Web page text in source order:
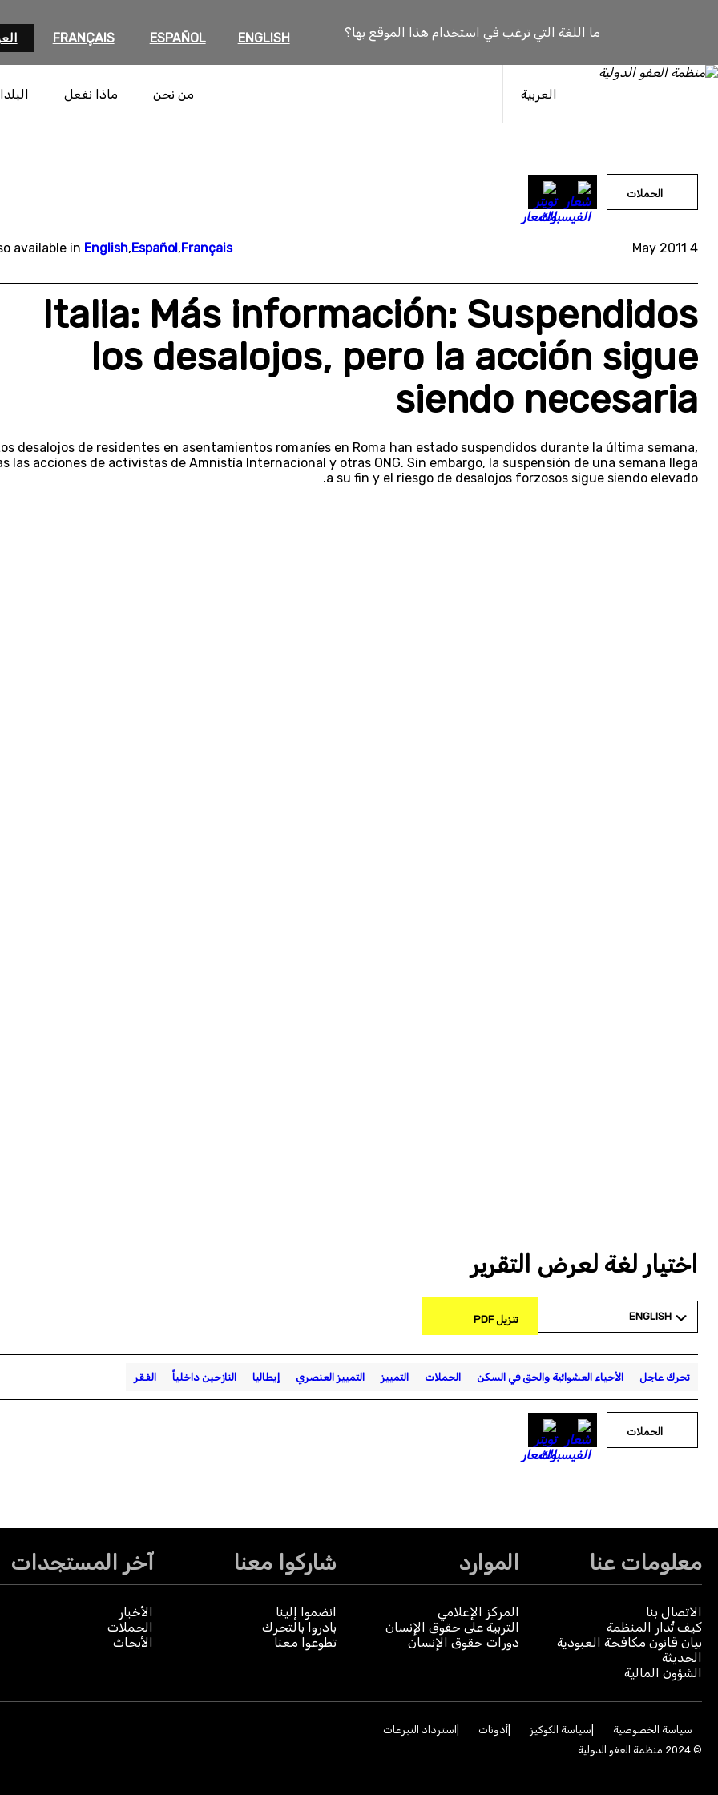
ما اللغة التي ترغب في استخدام هذا الموقع بها؟ ENGLISH
ESPAÑOL
FRANÇAIS
العربية من نحن ماذا نفعل
الحملات
4 May 2011
available in English,Español,Français
Italia: Más información: Suspendidos
los desalojos, pero la acción sigue
siendo necesaria
desalojos de residentes en asentamientos romaníes en Roma han estado suspendidos durante la última semana,
las acciones de activistas de Amnistía Internacional y otras ONG. Sin embargo, la suspensión de una semana llega
a su fin y el riesgo de desalojos forzosos sigue siendo elevado.
اختيار لغة لعرض التقرير
ENGLISH تنزيل PDF
تحرك عاجل الأحياء العشوائية والحق في السكن الحملات التمييز التمييز العنصري إيطاليا النازحين داخلياً الفقر
الحملات
معلومات عنا
الاتصال بنا
كيف تُدار المنظمة
بيان قانون مكافحة العبودية
الحديثة
الشؤون المالية
الموارد
المركز الإعلامي
التربية على حقوق الإنسان
دورات حقوق الإنسان
شاركوا معنا
انضموا إلينا
بادروا بالتحرك
تطوعوا معنا
آخر المستجدات
الأخبار
الحملات
الأبحاث
سياسة الخصوصية سياسة الكوكيز أذونات
استرداد التبرعات
© 2024 منظمة العفو الدولية